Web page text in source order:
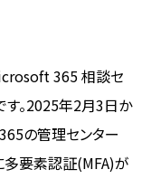
365 相談セ
す。2025年2月3日か
の管理センター
多要素認証(MFA)が